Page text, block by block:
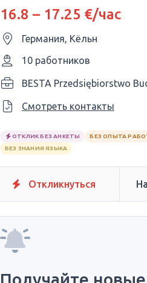
16.8 – 17.25 €/час
Германия, Кёльн
10 работников
Смотреть контакты
ОТКЛИК БЕЗ АНКЕТЫ БЕЗ ОПЫТА
БЕЗ ЗНАНИЯ ЯЗЫКА
Откликнуться
Получайте